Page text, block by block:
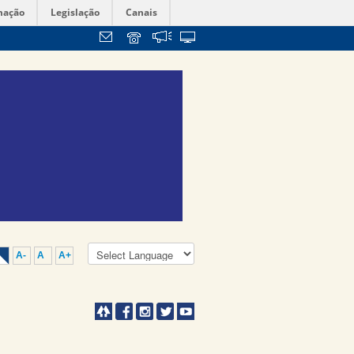
Legislação Canais
A- A A+